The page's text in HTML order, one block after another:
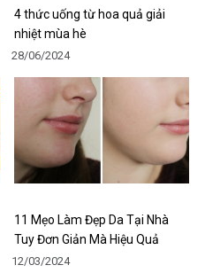
4 thức uống từ hoa quả giải
nhiệt mùa hè
28/06/2024
11 Mẹo Làm Đẹp Da Tại Nhà
Tuy Đơn Giản Mà Hiệu Quả
12/03/2024